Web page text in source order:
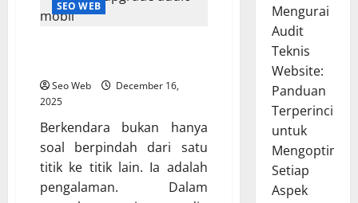
SEO WEB
Seo Web
December 16,
2025
Berkendara bukan hanya
soal berpindah dari satu
titik ke titik lain. Ia adalah
pengalaman. Dalam
Mengurai
Audit
Teknis
Website:
Panduan
Terperinci
untuk
Setiap
Aspek